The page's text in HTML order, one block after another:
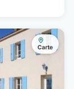
Carte